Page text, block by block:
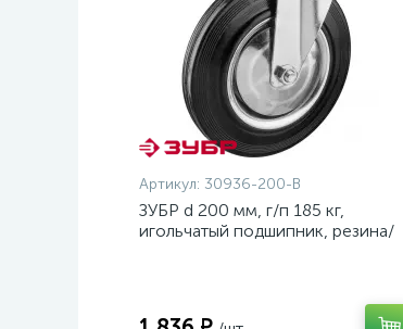
Артикул: 30936-200-B
ЗУБР d 200 мм, г/п 185 кг,
игольчатый подшипник, резина/